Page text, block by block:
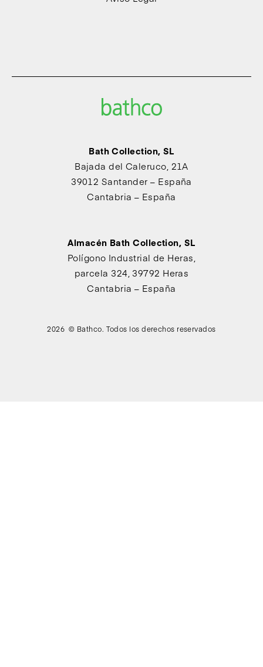
Bath Collection, SL
Bajada del Caleruco, 21A
39012 Santander – España
Cantabria – España
Almacén Bath Collection, SL
Polígono Industrial de Heras,
parcela 324, 39792 Heras
Cantabria – España
2026 © Bathco. Todos los derechos reservados